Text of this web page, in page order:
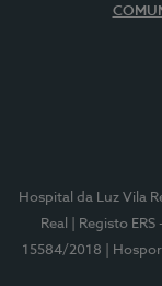
Hospital da Luz Vila
Real
| Registo
15584/2018
|